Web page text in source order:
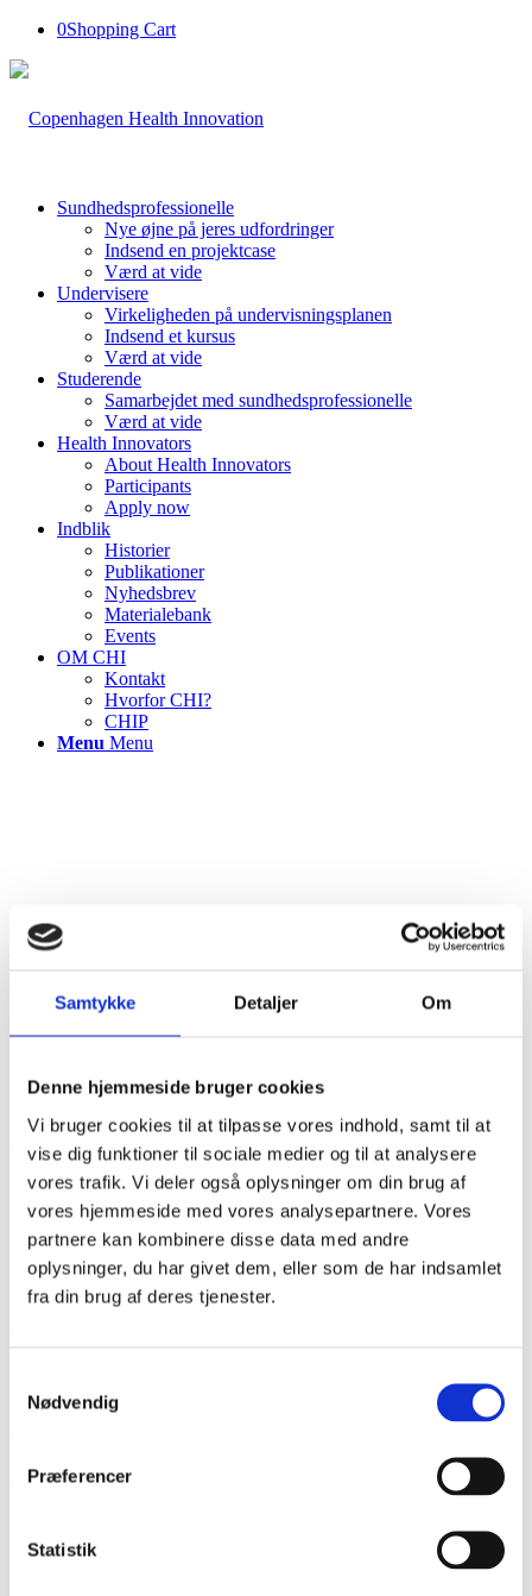
Samtykke Detaljer Om
Denne hjemmeside bruger cookies
Vi bruger cookies til at tilpasse vores indhold, samt til at
vise dig funktioner til sociale medier og til at analysere
vores trafik. Vi deler også oplysninger om din brug af
vores hjemmeside med vores analysepartnere. Vores
partnere kan kombinere disse data med andre
oplysninger, du har givet dem, eller som de har indsamlet
fra din brug af deres tjenester.
Nødvendig
Præferencer
Statistik
0Shopping Cart
Sundhedsprofessionelle
Nye øjne på jeres udfordringer
Indsend en projektcase
Værd at vide
Undervisere
Virkeligheden på undervisningsplanen
Indsend et kursus
Værd at vide
Studerende
Samarbejdet med sundhedsprofessionelle
Værd at vide
Health Innovators
About Health Innovators
Participants
Apply now
Indblik
Historier
Publikationer
Nyhedsbrev
Materialebank
Events
OM CHI
Kontakt
Hvorfor CHI?
CHIP
Menu Menu
Fysiske rammer i venteområder
I Kard Lab på Rigshospitalet indlægges årligt omkring 800 patienter
Kard Lab og patienterne ”bestilles” ned med portør i god tid for at
opnå god rumudnyttelse på operationsstuerne.
Ventetiden i venteområderne er derfor af varierende grad. Flere af
patienterne fortæller, at de oplever at sidde i træk og at omgivelserne
i venteområderne er triste og kolde. Vi oplever, at der er behov for
nye øjne og måske forandring målrettet patient-rejsen ved
indlæggelse til en pace procedure og med særligt fokus på de fysiske
rammer
Kontakt
Kardiologisk Sygeplejerske